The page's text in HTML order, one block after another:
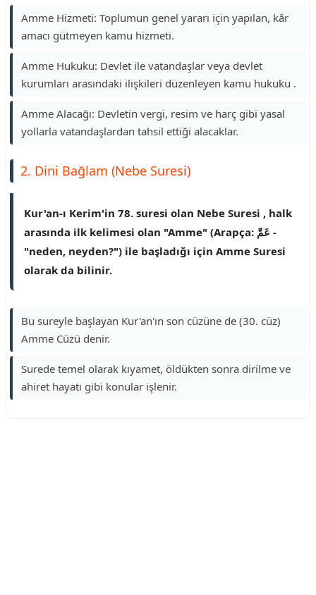
Amme Hizmeti: Toplumun genel yararı için yapılan, kâr
amacı gütmeyen kamu hizmeti.
Amme Hukuku: Devlet ile vatandaşlar veya devlet
kurumları arasındaki ilişkileri düzenleyen kamu hukuku .
Amme Alacağı: Devletin vergi, resim ve harç gibi yasal
yollarla vatandaşlardan tahsil ettiği alacaklar.
2. Dini Bağlam (Nebe Suresi)
Kur'an-ı Kerim'in 78. suresi olan Nebe Suresi , halk
arasında ilk kelimesi olan "Amme" (Arapça: عَمَّ -
"neden, neyden?") ile başladığı için Amme Suresi
olarak da bilinir.
Bu sureyle başlayan Kur'an'ın son cüzüne de (30. cüz)
Amme Cüzü denir.
Surede temel olarak kıyamet, öldükten sonra dirilme ve
ahiret hayatı gibi konular işlenir.